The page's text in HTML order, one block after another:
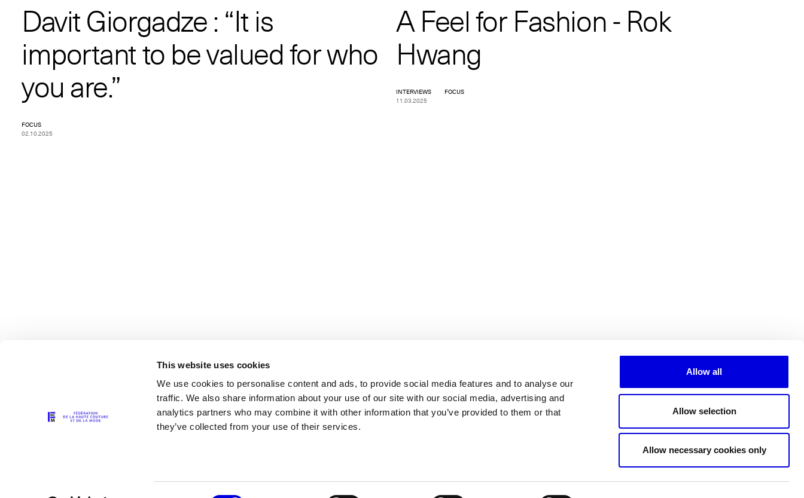
This website uses cookies
We use cookies to personalise content and ads, to provide social media features and to analyse our
traffic. We also share information about your use of our site with our social media, advertising and
analytics partners who may combine it with other information that you’ve provided to them or that
they’ve collected from your use of their services.
Allow all
Allow selection
Allow necessary cookies only
Davit Giorgadze : “It is
important to be valued for who
you are.”
FOCUS
02.10.2025
A Feel for Fashion - Rok
Hwang
INTERVIEWS
FOCUS
11.03.2025
Les partenaires Tous les partenaires